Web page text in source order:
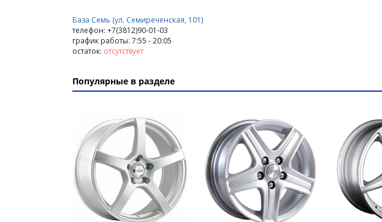
База Семь (ул. Семиреченская, 101)
телефон: +7(3812)90-01-03
график работы: 7:55 - 20:05
остаток: отсутствует
Популярные в разделе